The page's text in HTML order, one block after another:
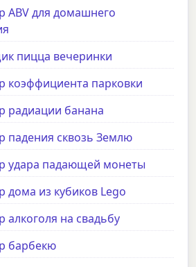
ABV для домашнего
пицца вечеринки
коэффициента парковки
радиации банана
падения сквозь Землю
удара падающей монеты
дома из кубиков Lego
алкоголя на свадьбу
барбекю